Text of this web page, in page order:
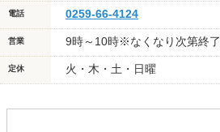
電話 0259-66-4124
営業 9時～10時※なくなり次第終了
定休 火・木・土・日曜